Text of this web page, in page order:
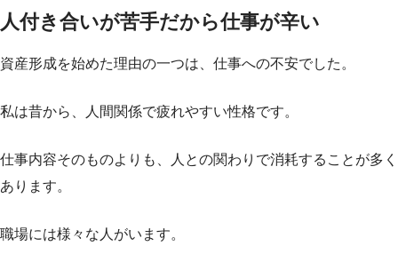
人付き合いが苦手だから仕事が辛い
資産形成を始めた理由の一つは、仕事への不安でした。
私は昔から、人間関係で疲れやすい性格です。
仕事内容そのものよりも、人との関わりで消耗することが多く
あります。
職場には様々な人がいます。